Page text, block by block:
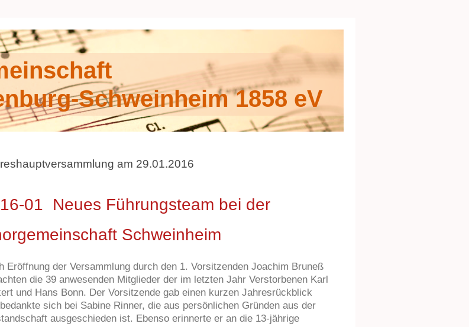
Schweinheim 1858 eV
am 29.01.2016
01 Neues Führungsteam bei der
Schweinheim
Eröffnung der Versammlung durch den 1. Vorsitzenden Joachim Bruneß
die 39 anwesenden Mitglieder der im letzten Jahr Verstorbenen Karl
und Hans Bonn. Der Vorsitzende gab einen kurzen Jahresrückblick
sich bei Sabine Rinner, die aus persönlichen Gründen aus der
ausgeschieden ist. Ebenso erinnerte er an die 13-jährige